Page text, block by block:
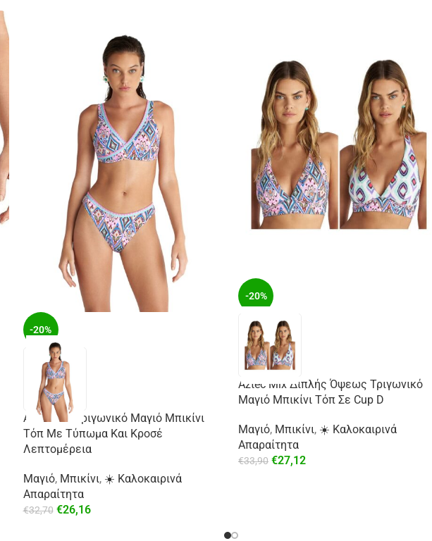
-20%
Aztec Mix Τριγωνικό Μαγιό Μπικίνι
Τόπ Με Τύπωμα Και Κροσέ
Λεπτομέρεια
Μαγιό, Μπικίνι, ☀️ Καλοκαιρινά
Απαραίτητα
€32,70 €26,16
-20%
Aztec Mix Διπλής Όψεως Τριγωνικό
Μαγιό Μπικίνι Τόπ Σε Cup D
Μαγιό, Μπικίνι, ☀️ Καλοκαιρινά
Απαραίτητα
€33,90 €27,12